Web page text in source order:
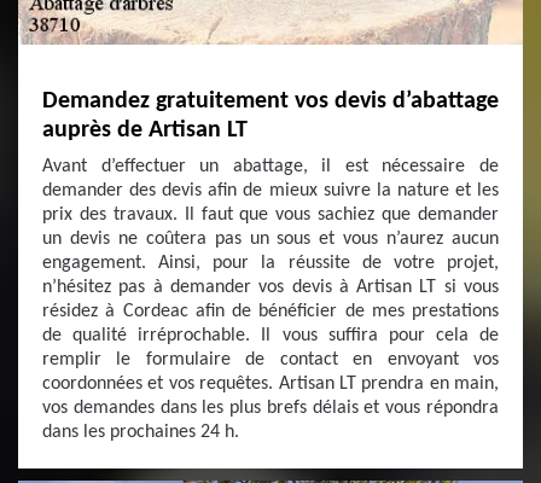
Demandez gratuitement vos devis d’abattage
auprès de Artisan LT
Avant d’effectuer un abattage, il est nécessaire de
demander des devis afin de mieux suivre la nature et les
prix des travaux. Il faut que vous sachiez que demander
un devis ne coûtera pas un sous et vous n’aurez aucun
engagement. Ainsi, pour la réussite de votre projet,
n’hésitez pas à demander vos devis à Artisan LT si vous
résidez à Cordeac afin de bénéficier de mes prestations
de qualité irréprochable. Il vous suffira pour cela de
remplir le formulaire de contact en envoyant vos
coordonnées et vos requêtes. Artisan LT prendra en main,
vos demandes dans les plus brefs délais et vous répondra
dans les prochaines 24 h.